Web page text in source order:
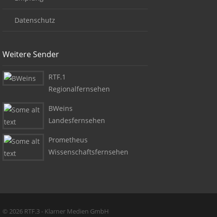
© 2026 RTF.3 - Klarner Medien GmbH
Datenschutz
Weitere Sender
RTF.1
Regionalfernsehen
BWeins
Landesfernsehen
Prometheus
Wissenschaftsfernsehen